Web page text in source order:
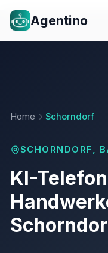
Agentino
Home Schorndorf
SCHORNDORF,
KI-